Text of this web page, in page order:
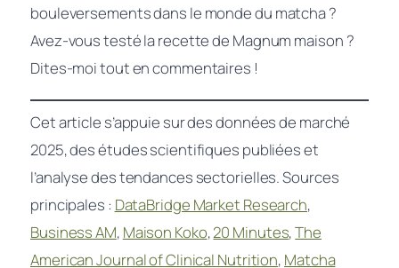
bouleversements dans le monde du matcha ?
Avez-vous testé la recette de Magnum maison ?
Dites-moi tout en commentaires !
Cet article s’appuie sur des données de marché
2025, des études scientifiques publiées et
l’analyse des tendances sectorielles. Sources
principales : DataBridge Market Research,
Business AM, Maison Koko,20 Minutes,The
American Journal of Clinical Nutrition, Matcha